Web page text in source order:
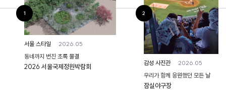
서울 스타일
2026.05
동네까지 번진 초록 물결
2026 서울국제정원박람회 감성 사진관
2026.05
우리가 함께 응원했던 모든 날
잠실야구장